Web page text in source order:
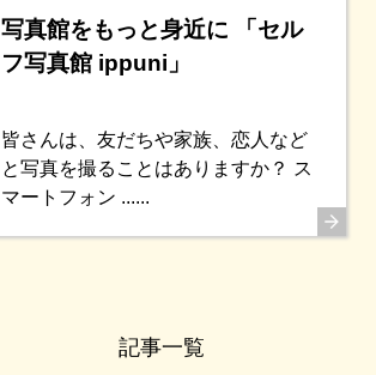
写真館をもっと身近に 「セル
フ写真館 ippuni」
皆さんは、友だちや家族、恋人など
と写真を撮ることはありますか？ ス
マートフォン ......
記事一覧